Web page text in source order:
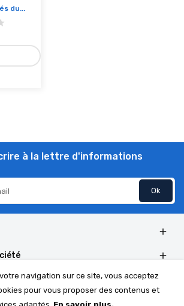
du...
à la lettre d'informations


la boutique 
navigation sur ce site, vous acceptez
pour vous proposer des contenus et